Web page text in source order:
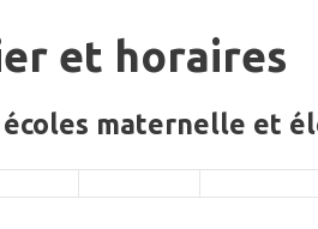
et horaires
écoles maternelle et